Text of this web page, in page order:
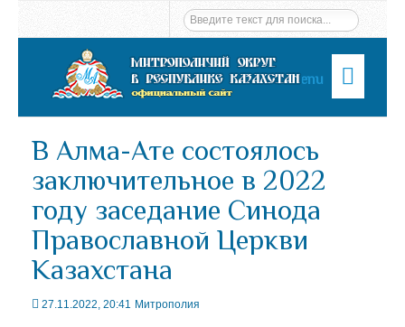
Menu
В Алма-Ате состоялось
заключительное в 2022
году заседание Синода
Православной Церкви
Казахстана
27.11.2022, 20:41 Митрополия